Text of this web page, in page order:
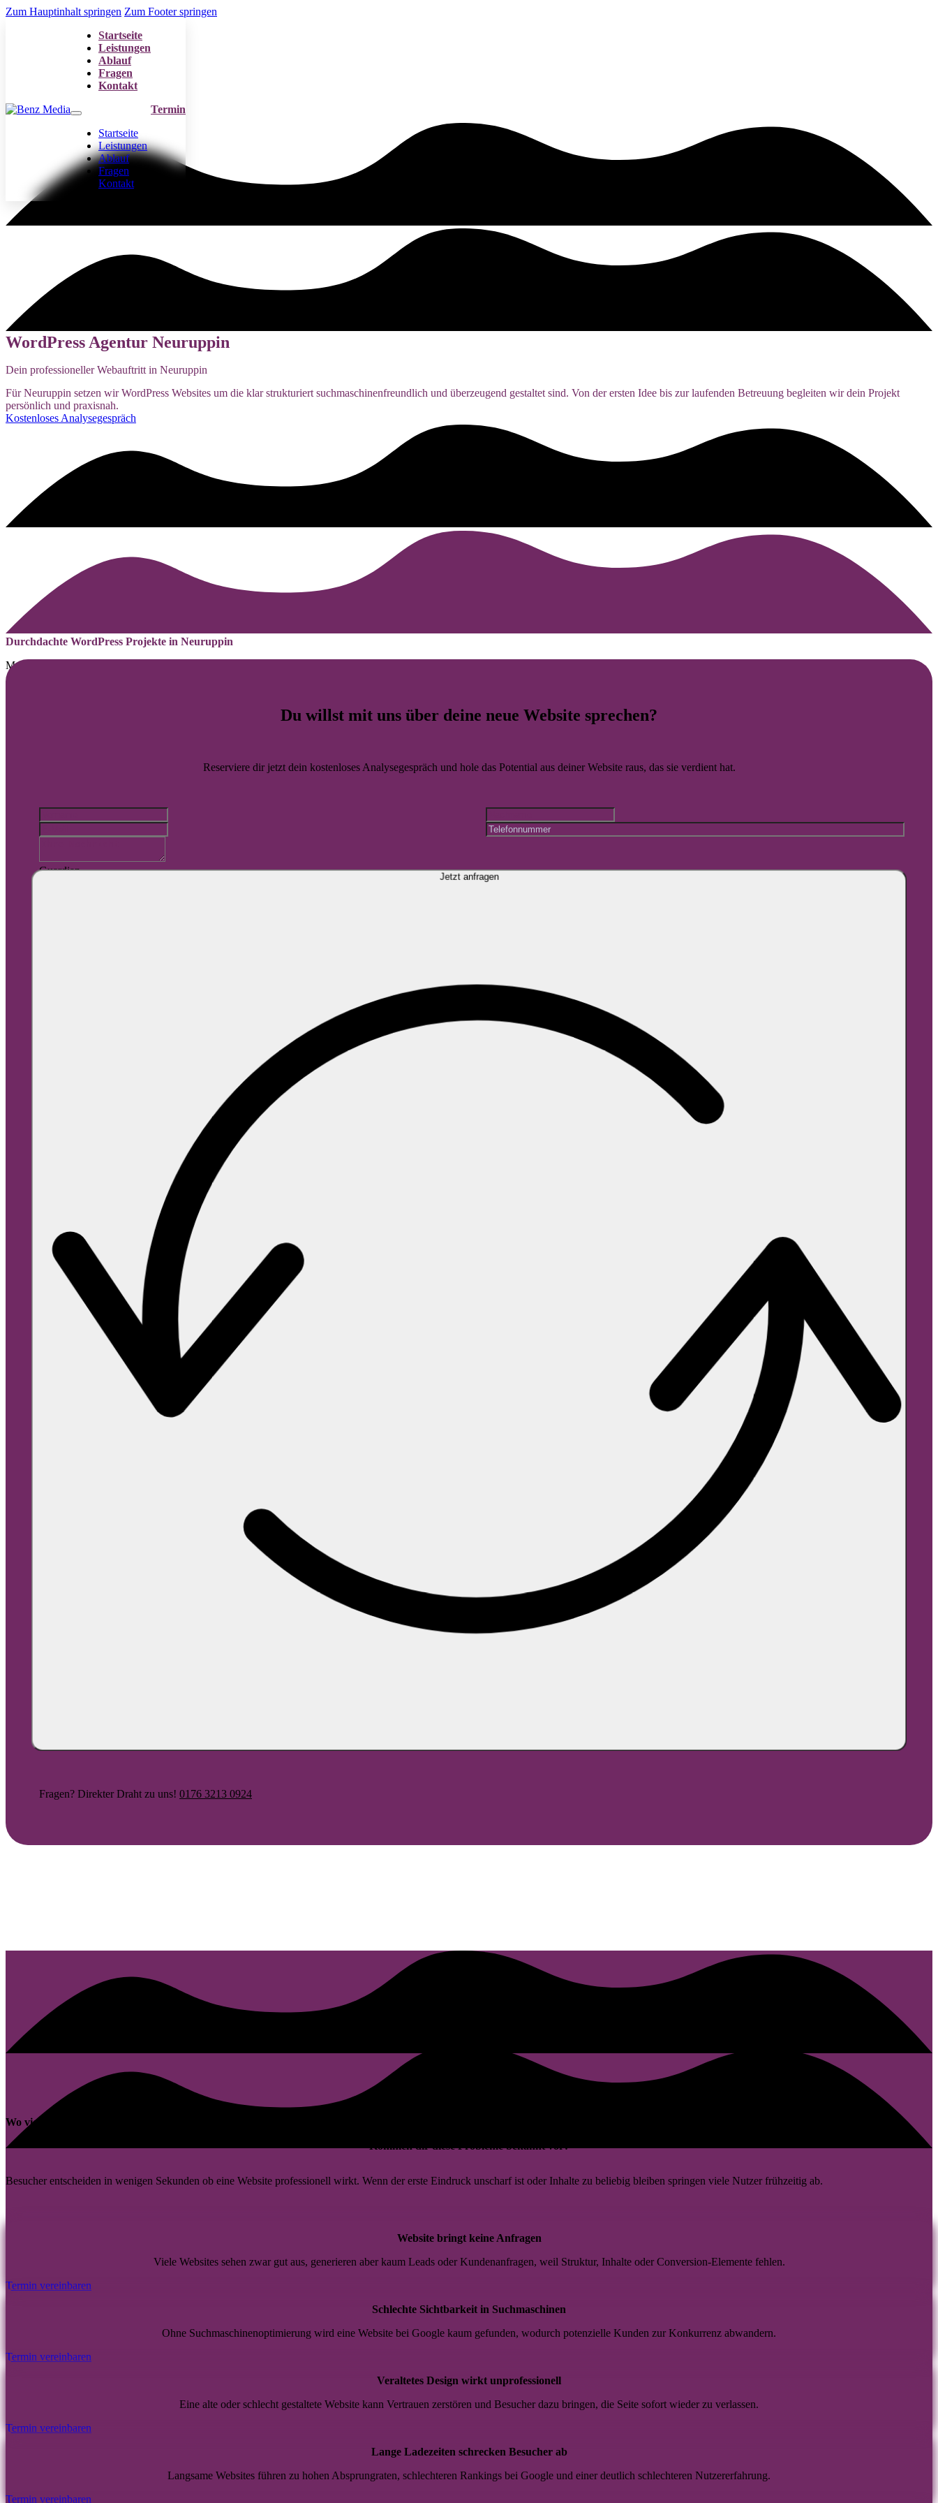
Zum Hauptinhalt springen Zum Footer springen
Startseite
Leistungen
Ablauf
Fragen
Kontakt
Startseite
Leistungen
Ablauf
Fragen
Kontakt
Termin
WordPress Agentur Neuruppin
Dein professioneller Webauftritt in Neuruppin
Für Neuruppin setzen wir WordPress Websites um die klar strukturiert suchmaschinenfreundlich und überzeugend gestaltet sind. Von der ersten Idee bis zur laufenden Betreuung begleiten wir dein Projekt
persönlich und praxisnah.
Kostenloses Analysegespräch
Durchdachte WordPress Projekte in Neuruppin
Mehr Sichtbarkeit für Unternehmen aus Neuruppin
Du willst mit uns über deine neue Website sprechen?
Reserviere dir jetzt dein kostenloses Analysegespräch und hole das Potential aus deiner Website raus, das sie verdient hat.
Guardian Jetzt anfragen
Fragen? Direkter Draht zu uns! 0176 3213 0924
Wo viele Webauftritte in Neuruppin Potenzial verlieren
Kommen dir diese Probleme bekannt vor?
Besucher entscheiden in wenigen Sekunden ob eine Website professionell wirkt. Wenn der erste Eindruck unscharf ist oder Inhalte zu beliebig bleiben springen viele Nutzer frühzeitig ab.
Website bringt keine Anfragen
Viele Websites sehen zwar gut aus, generieren aber kaum Leads oder Kundenanfragen, weil Struktur, Inhalte oder Conversion-Elemente fehlen.
Termin vereinbaren
Schlechte Sichtbarkeit in Suchmaschinen
Ohne Suchmaschinenoptimierung wird eine Website bei Google kaum gefunden, wodurch potenzielle Kunden zur Konkurrenz abwandern.
Termin vereinbaren
Veraltetes Design wirkt unprofessionell
Eine alte oder schlecht gestaltete Website kann Vertrauen zerstören und Besucher dazu bringen, die Seite sofort wieder zu verlassen.
Termin vereinbaren
Lange Ladezeiten schrecken Besucher ab
Langsame Websites führen zu hohen Absprungraten, schlechteren Rankings bei Google und einer deutlich schlechteren Nutzererfahrung.
Termin vereinbaren